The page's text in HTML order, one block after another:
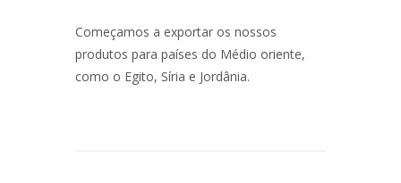
Começamos a exportar os nossos
produtos para países do Médio oriente,
como o Egito, Síria e Jordânia.